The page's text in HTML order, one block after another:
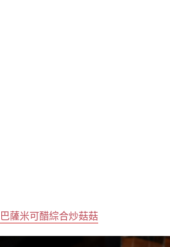
巴薩米可醋綜合炒菇菇